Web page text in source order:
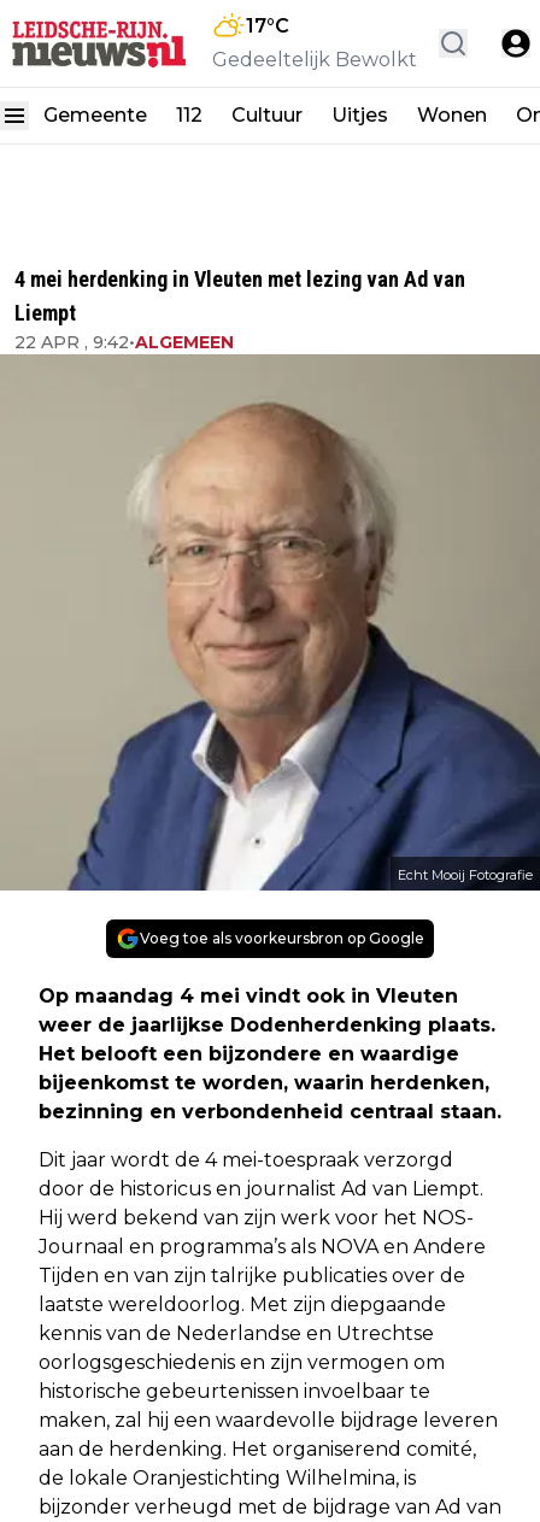
17°C
Gedeeltelijk Bewolkt
Gemeente 112 Cultuur Uitjes Wonen
4 mei herdenking in Vleuten met lezing van Ad van
Liempt
22 APR , 9:42•ALGEMEEN
Echt Mooij Fotografie
Voeg toe als voorkeursbron op Google
Op maandag 4 mei vindt ook in Vleuten
weer de jaarlijkse Dodenherdenking plaats.
Het belooft een bijzondere en waardige
bijeenkomst te worden, waarin herdenken,
bezinning en verbondenheid centraal staan.
Dit jaar wordt de 4 mei-toespraak verzorgd
door de historicus en journalist Ad van Liempt.
Hij werd bekend van zijn werk voor het NOS-
Journaal en programma’s als NOVA en Andere
Tijden en van zijn talrijke publicaties over de
laatste wereldoorlog. Met zijn diepgaande
kennis van de Nederlandse en Utrechtse
oorlogsgeschiedenis en zijn vermogen om
historische gebeurtenissen invoelbaar te
maken, zal hij een waardevolle bijdrage leveren
aan de herdenking. Het organiserend comité,
de lokale Oranjestichting Wilhelmina, is
bijzonder verheugd met de bijdrage van Ad van